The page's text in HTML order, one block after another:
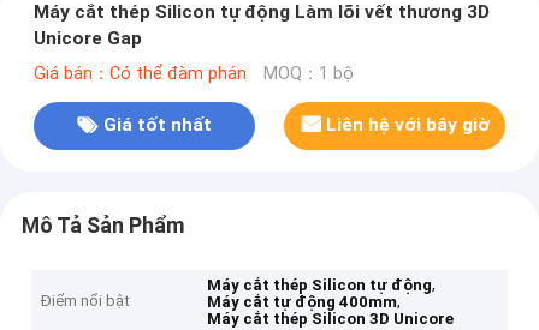
Máy cắt thép Silicon tự động Làm lõi vết thương 3D
Unicore Gap
Giá bán：Có thể đàm phán MOQ：1 bộ
Giá tốt nhất Liên hệ với bây giờ
Mô Tả Sản Phẩm
Điểm nổi bật
Máy cắt thép Silicon tự động,
Máy cắt tự động 400mm,
Máy cắt thép Silicon 3D Unicore